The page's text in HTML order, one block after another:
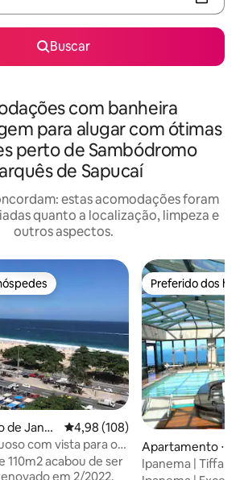
Buscar
com banheira
para alugar com ótimas
perto de Sambódromo
de Sapucaí
estas acomodações foram
quanto a localização, limpeza e
outros aspectos.
preferidos dos hóspedes
de Janei
4,98 de uma avaliação média de
4,98 (108)
com vista para o
e Cristo Redentor
acabou de ser
em 2/2022.
Preferido dos
Preferido dos
Apartamento ⋅
o
Ipanema |